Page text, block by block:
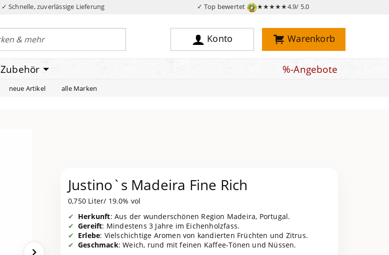
✓ Schnelle, zuverlässige Lieferung ✓ Top bewertet ★★★★★4.9/ 5.0
Konto Warenkorb
Zubehör %-Angebote
neue Artikel alle Marken
Justino`s Madeira Fine Rich
0,750 Liter/ 19.0% vol
Herkunft: Aus der wunderschönen Region Madeira, Portugal.
Gereift: Mindestens 3 Jahre im Eichenholzfass.
Erlebe: Vielschichtige Aromen von kandierten Früchten und Zitrus.
Geschmack: Weich, rund mit feinen Kaffee-Tönen und Nüssen.